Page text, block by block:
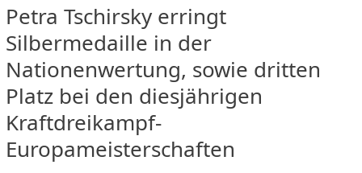
Petra Tschirsky erringt
Silbermedaille in der
Nationenwertung, sowie dritten
Platz bei den diesjährigen
Kraftdreikampf-
Europameisterschaften